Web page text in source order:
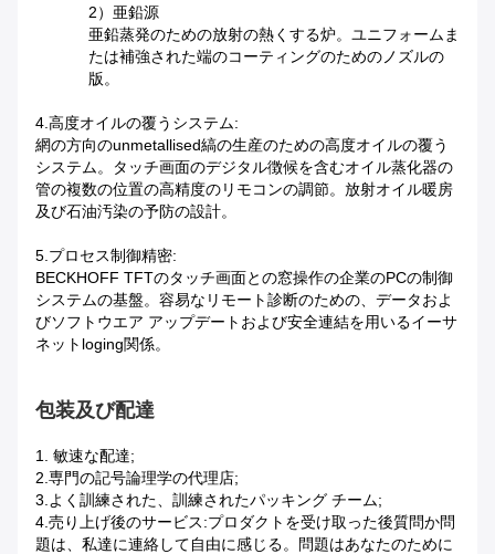
2）亜鉛源
亜鉛蒸発のための放射の熱くする炉。ユニフォームま
たは補強された端のコーティングのためのノズルの
版。
4.高度オイルの覆うシステム:
網の方向のunmetallised縞の生産のための高度オイルの覆う
システム。タッチ画面のデジタル徴候を含むオイル蒸化器の
管の複数の位置の高精度のリモコンの調節。放射オイル暖房
及び石油汚染の予防の設計。
5.プロセス制御精密:
BECKHOFF TFTのタッチ画面との窓操作の企業のPCの制御
システムの基盤。容易なリモート診断のための、データおよ
びソフトウエア アップデートおよび安全連結を用いるイーサ
ネットloging関係。
包装及び配達
1. 敏速な配達;
2.専門の記号論理学の代理店;
3.よく訓練された、訓練されたパッキング チーム;
4.売り上げ後のサービス:プロダクトを受け取った後質問か問
題は、私達に連絡して自由に感じる。問題はあなたのために